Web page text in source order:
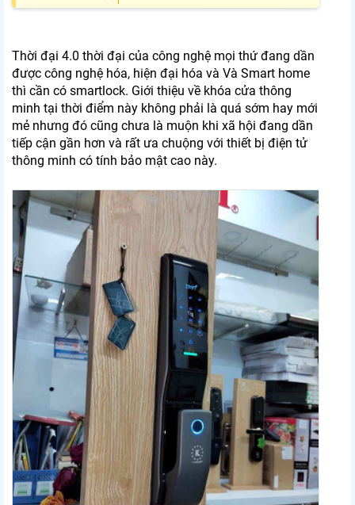
Thời đại 4.0 thời đại của công nghệ mọi thứ đang dần
được công nghệ hóa, hiện đại hóa và Và Smart home
thì cần có smartlock. Giới thiệu về khóa cửa thông
minh tại thời điểm này không phải là quá sớm hay mới
mẻ nhưng đó cũng chưa là muộn khi xã hội đang dần
tiếp cận gần hơn và rất ưa chuộng với thiết bị điện tử
thông minh có tính bảo mật cao này.